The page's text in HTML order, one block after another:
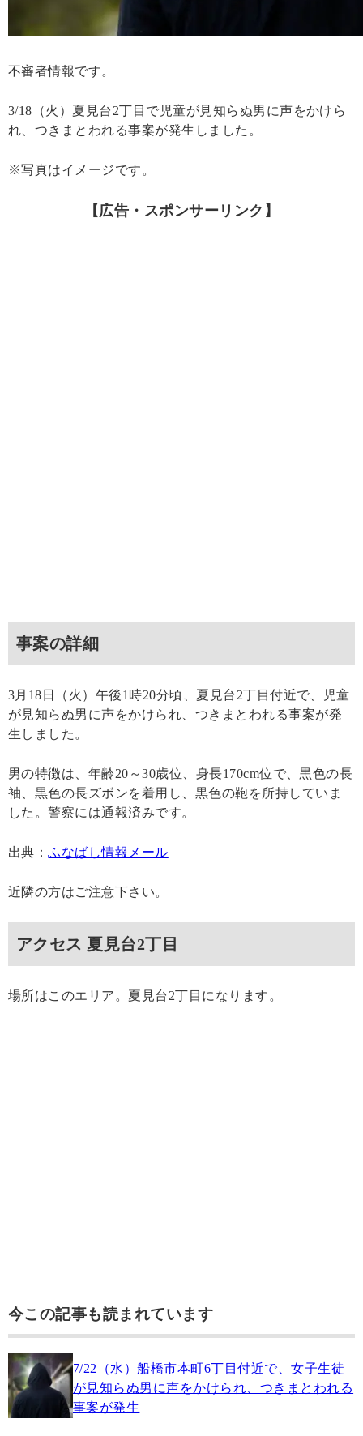
不審者情報です。
3/18（火）夏見台2丁目で児童が見知らぬ男に声をかけら
れ、つきまとわれる事案が発生しました。
※写真はイメージです。
【広告・スポンサーリンク】
事案の詳細
3月18日（火）午後1時20分頃、夏見台2丁目付近で、児童
が見知らぬ男に声をかけられ、つきまとわれる事案が発
生しました。
男の特徴は、年齢20～30歳位、身長170cm位で、黒色の長
袖、黒色の長ズボンを着用し、黒色の鞄を所持していま
した。警察には通報済みです。
出典：ふなばし情報メール
近隣の方はご注意下さい。
アクセス 夏見台2丁目
場所はこのエリア。夏見台2丁目になります。
今この記事も読まれています
7/22（水）船橋市本町6丁目付近で、女子生徒
が見知らぬ男に声をかけられ、つきまとわれる
事案が発生